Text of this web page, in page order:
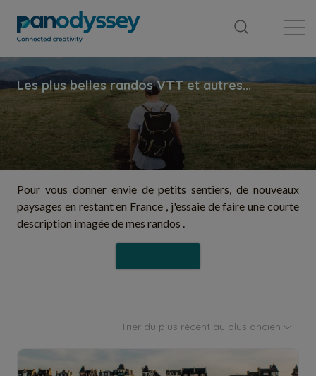
Pour vous donner envie de petits sentiers, de nouveaux
paysages en restant en France , j'essaie de faire une courte
description imagée de mes randos .
Trier du plus récent au plus ancien